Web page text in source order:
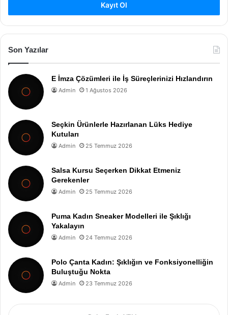
Kayıt Ol
Son Yazılar
E İmza Çözümleri ile İş Süreçlerinizi Hızlandırın
Admin 1 Ağustos 2026
Seçkin Ürünlerle Hazırlanan Lüks Hediye
Kutuları
Admin 25 Temmuz 2026
Salsa Kursu Seçerken Dikkat Etmeniz
Gerekenler
Admin 25 Temmuz 2026
Puma Kadın Sneaker Modelleri ile Şıklığı
Yakalayın
Admin 24 Temmuz 2026
Polo Çanta Kadın: Şıklığın ve Fonksiyonelliğin
Buluştuğu Nokta
Admin 23 Temmuz 2026